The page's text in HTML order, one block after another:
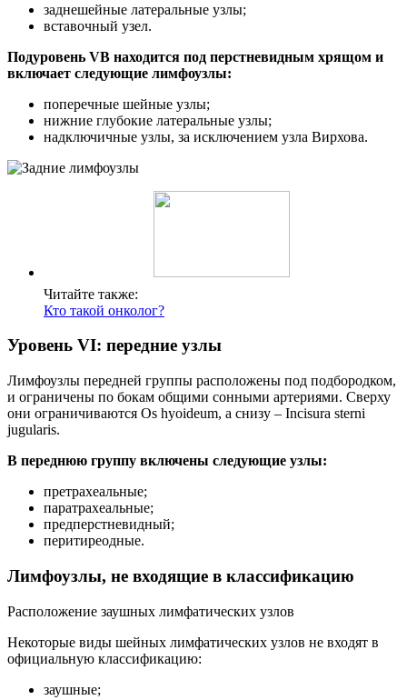
заднешейные латеральные узлы;
вставочный узел.
Подуровень VB находится под перстневидным хрящом и
включает следующие лимфоузлы:
поперечные шейные узлы;
нижние глубокие латеральные узлы;
надключичные узлы, за исключением узла Вирхова.
Читайте также:
Кто такой онколог?
Уровень VI: передние узлы
Лимфоузлы передней группы расположены под подбородком,
и ограничены по бокам общими сонными артериями. Сверху
они ограничиваются Os hyoideum, а снизу – Incisura sterni
jugularis.
В переднюю группу включены следующие узлы:
претрахеальные;
паратрахеальные;
предперстневидный;
перитиреодные.
Лимфоузлы, не входящие в классификацию
Расположение заушных лимфатических узлов
Некоторые виды шейных лимфатических узлов не входят в
официальную классификацию:
заушные;